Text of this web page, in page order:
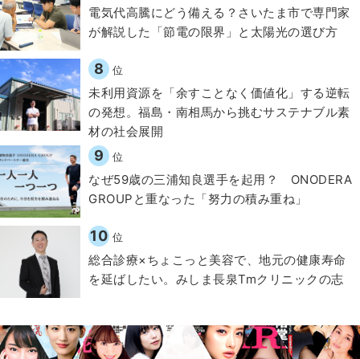
電気代高騰にどう備える？さいたま市で専門家
が解説した「節電の限界」と太陽光の選び方
8 位
​​未利用資源を「余すことなく価値化」する逆転
の発想。福島・南相馬から挑むサステナブル素
材の社会展開​
9 位
なぜ59歳の三浦知良選手を起用？ ONODERA
GROUPと重なった「努力の積み重ね」
10 位
総合診療×ちょこっと美容で、地元の健康寿命
を延ばしたい。みしま長泉Tmクリニックの志